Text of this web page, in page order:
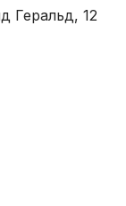
Геральд, 12